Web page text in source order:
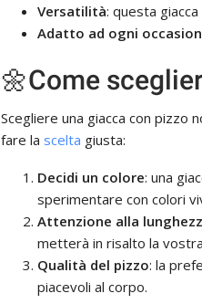
Versatilità: questa
Adatto ad ogni
🌼Come
Scegliere una giacca con pizzo
fare la scelta giusta:
Decidi un colore: una
sperimentare con colori
Attenzione alla
metterà in risalto la
Qualità del pizzo: la
piacevoli al corpo.